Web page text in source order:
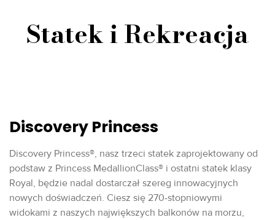
Statek i Rekreacja
Discovery Princess
Discovery Princess®, nasz trzeci statek zaprojektowany od
podstaw z Princess MedallionClass® i ostatni statek klasy
Royal, będzie nadal dostarczał szereg innowacyjnych
nowych doświadczeń. Ciesz się 270-stopniowymi
widokami z naszych największych balkonów na morzu,